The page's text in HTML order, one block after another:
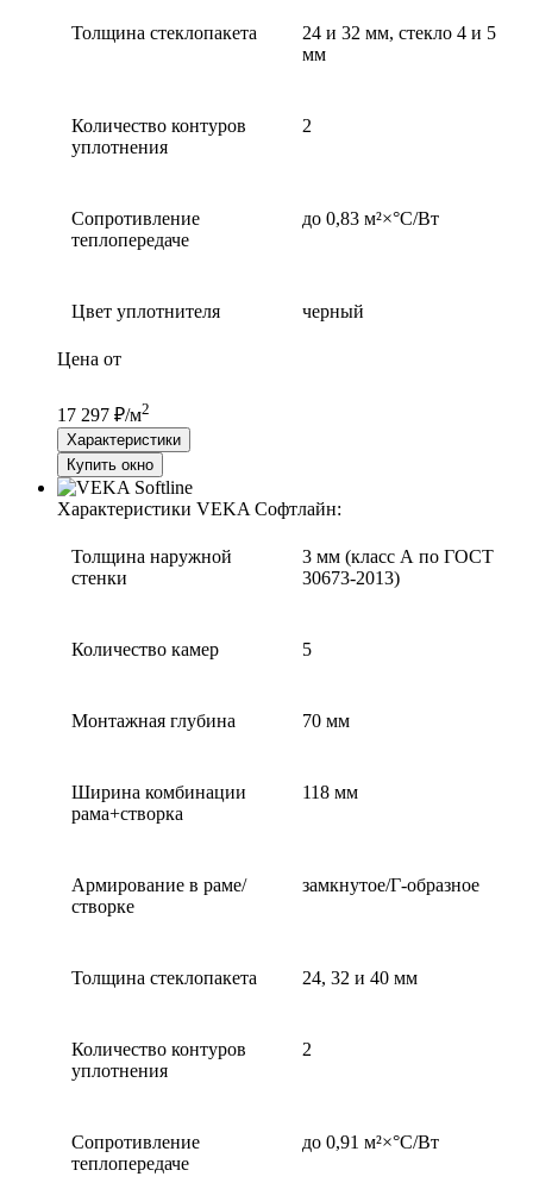
Толщина стеклопакета
24 и 32 мм, стекло 4 и 5
мм
Количество контуров
уплотнения
2
Сопротивление
теплопередаче
до 0,83 м²×°С/Вт
Цвет уплотнителя черный
Цена от
17 297 ₽/м2
Характеристики
Купить окно
Характеристики VEKA Софтлайн:
Толщина наружной
стенки
3 мм (класс А по ГОСТ
30673-2013)
Количество камер 5
Монтажная глубина 70 мм
Ширина комбинации
рама+створка
118 мм
Армирование в раме/
створке
замкнутое/Г-образное
Толщина стеклопакета 24, 32 и 40 мм
Количество контуров
уплотнения
2
Сопротивление
теплопередаче
до 0,91 м²×°С/Вт